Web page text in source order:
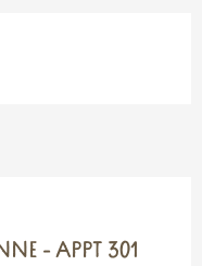
- APPT 301